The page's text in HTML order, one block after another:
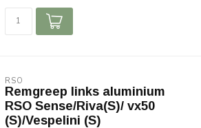
RSO
Remgreep links aluminium
RSO Sense/Riva(S)/ vx50
(S)/Vespelini (S)